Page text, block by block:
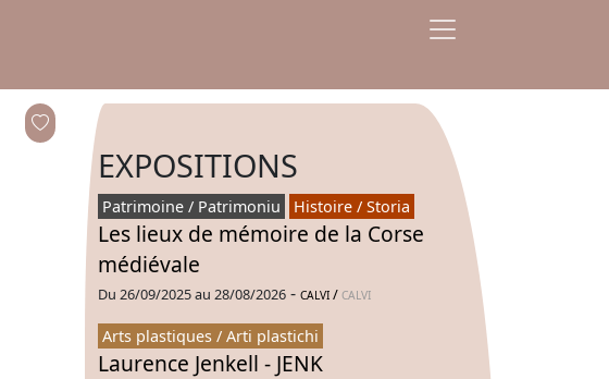
EXPOSITIONS
Patrimoine / Patrimoniu Histoire / Storia
Les lieux de mémoire de la Corse
médiévale
Du 26/09/2025 au 28/08/2026 - CALVI / CALVI
Arts plastiques / Arti plastichi
Laurence Jenkell - JENK